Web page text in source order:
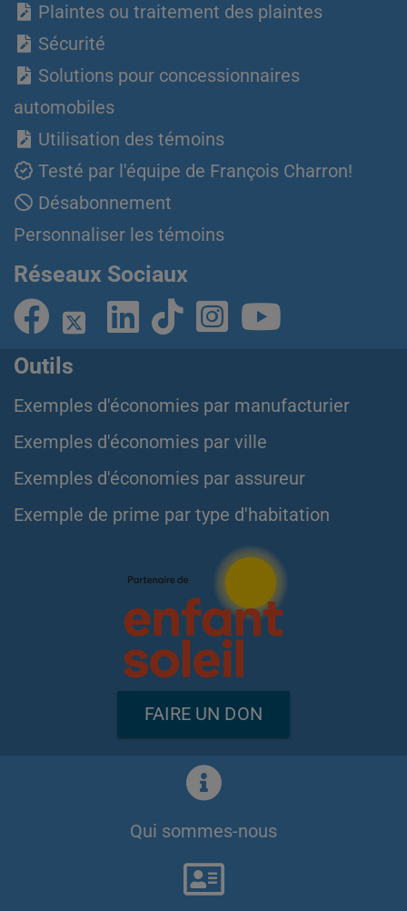
Plaintes ou traitement des plaintes
Sécurité
Solutions pour concessionnaires
automobiles
Utilisation des témoins
Testé par l'équipe de François Charron!
Désabonnement
Personnaliser les témoins
Réseaux Sociaux
Outils
Exemples d'économies par manufacturier
Exemples d'économies par ville
Exemples d'économies par assureur
Exemple de prime par type d'habitation
FAIRE UN DON
Qui sommes-nous